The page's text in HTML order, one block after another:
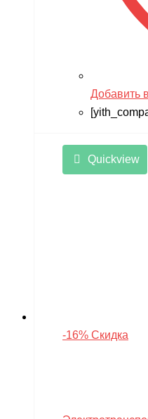
Добавить
Quickview
-16% Скидка